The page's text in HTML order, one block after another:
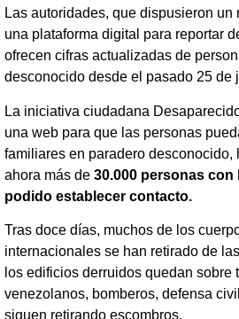
Las autoridades, que dispusieron un
una plataforma digital para reportar
ofrecen cifras actualizadas de
desconocido desde el pasado 25 de
La iniciativa ciudadana
una web para que las personas
familiares en paradero desconocido,
ahora más de 30.000 personas con
podido establecer contacto.
Tras doce días, muchos de los
internacionales se han retirado de
los edificios derruidos quedan sobre
venezolanos, bomberos, defensa
siguen retirando escombros.